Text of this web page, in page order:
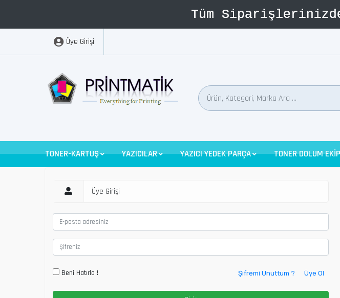
Üye Girişi
TONER-KARTUŞ YAZICILAR YAZICI YEDEK PARÇA TONER DOLUM
Üye Girişi
Beni Hatırla ! Üye Ol
Şifremi Unuttum ?